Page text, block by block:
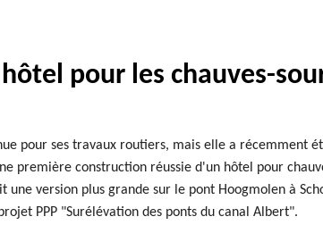
pour les chauves-
pour ses travaux routiers, mais elle a récemment
première construction réussie d'un hôtel pour
une version plus grande sur le pont Hoogmolen à
PPP "Surélévation des ponts du canal Albert".